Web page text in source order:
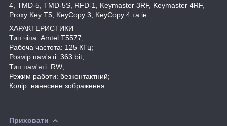
4, TMD-5, TMD-5S, RFD-1, Keymaster 3RF, Keymaster 4RF,
Proxy Key T5, KeyCopy 3, KeyCopy 4 та ін.
ХАРАКТЕРИСТИКИ
Тип чіпа: Amtel T5577;
Рабоча частота: 125 КГц;
Розмір пам'яті: 363 bit;
Тип пам'яті: RW;
Режим работи: безконтактний;
Колір: нанесене зображення.
Приховати